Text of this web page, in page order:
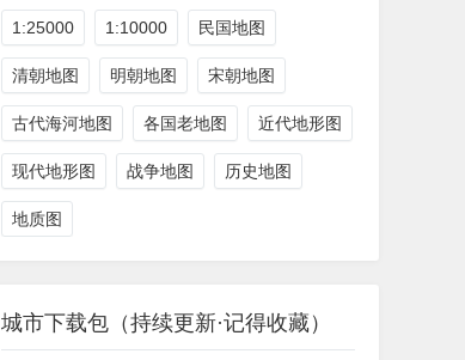
1:25000 1:10000 民国地图
清朝地图 明朝地图 宋朝地图
古代海河地图 各国老地图 近代地形图
现代地形图 战争地图 历史地图
地质图
城市下载包（持续更新·记得收藏）